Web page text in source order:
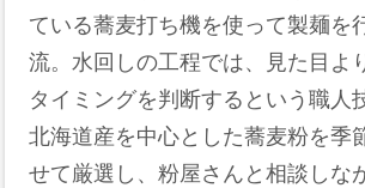
ている蕎麦打ち機を使って製麺を
流。水回しの工程では、見た目よ
タイミングを判断するという職人
北海道産を中心とした蕎麦粉を季
せて厳選し、粉屋さんと相談しな